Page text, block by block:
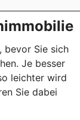
bevor Sie sich
Je besser
leichter wird
Sie dabei